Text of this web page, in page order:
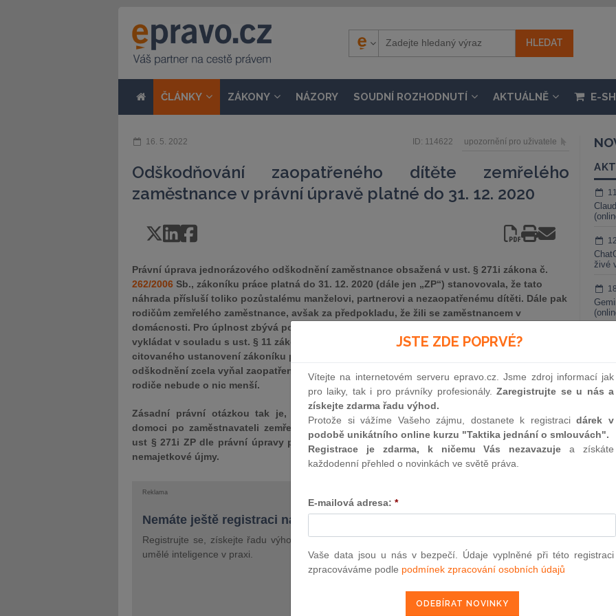
ČLÁNKY ZÁKONY NÁZORY SOUDNÍ ROZHODNUTÍ AKTUÁLNĚ E-
16. 5. 2022 ID: 114622 upozornění pro uživatele
Odškodňování zaopatřeného dítěte zemřelého
zaměstnance v právní úpravě platné do 31. 12. 2020
Právní úprava jednorázového odškodnění zaměstnance obsažená v ust. § 271i zákona č.
262/2006 Sb., zákoníku práce platná do 31. 12. 2020 (dále jen „ZP“) stanovovala, že tato
náhrada přísluší toliko pozůstalému manželovi, partnerovi a nezaopatřenému dítěti. Dále pak
rodičům zemřelého zaměstnance, avšak za předpokladu, že žili se zaměstnancem v
domácnosti. Pro úplnost zbývá podotknout, že pojem nezaopatřeného dítěte je třeba
vykládat v souladu s ust. § 11 zákona č.
Sb., o státní sociální podpoře. Z
citovaného ustanovení zákoníku práce je tak patrné, že zákonodárce z práva na jednorázové
odškodnění zcela vyňal zaopatřené děti zaměstnance, byť zpravidla jejich utrpení ze smrti
rodiče nebude o nic menší.
Zásadní právní otázkou tak je, zda se mohou zaopatřené děti zemřelého zaměstnance
domoci po zaměstnavateli zemřelého zaměstnance jednorázového odškodnění ve smyslu
ust § 271i ZP dle právní úpravy platné do 31. 12. 2020, příp. jiné související náhrady jejich
nemajetkové újmy.
Reklama
Nemáte ještě registraci na epravo.cz?
Registrujte se, získejte řadu výhod a jako dárek Vám zašleme aktuální online kurz na využití
umělé inteligence v praxi.
živé
JSTE ZDE POPRVÉ?
Vítejte na internetovém serveru epravo.cz. Jsme zdroj informací jak
pro laiky, tak i pro právníky profesionály.Zaregistrujte se u nás a
získejte zdarma řadu výhod.
Protože si vážíme Vašeho zájmu, dostanete k registracidárek v
podobě unikátního online kurzu "Taktika jednání o smlouvách".
Registrace je zdarma, k ničemu Vás nezavazuje a získáte
každodenní přehled o novinkách ve světě práva.
E-mailová adresa: *
Vaše data jsou u nás v bezpečí. Údaje vyplněné při této registraci
zpracováváme podle podmínek zpracování osobních údajů